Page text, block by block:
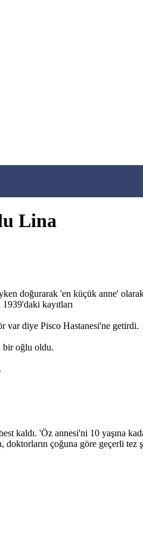
Lina
doğurarak 'en küçük anne'
kayıtları
var diye Pisco Hastanesi'ne getirdi.
bir oğlu oldu.
kaldı. 'Öz annesi'ni 10 yaşına
doktorların çoğuna göre geçerli